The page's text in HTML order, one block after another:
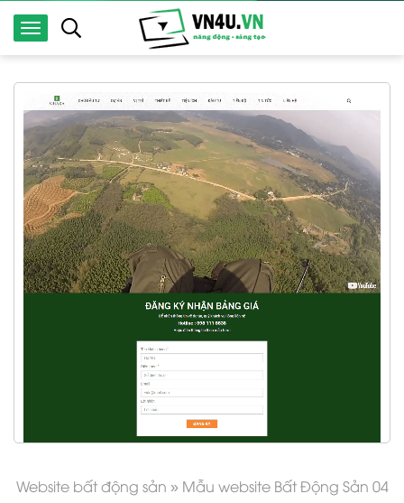
Website bất động sản » Mẫu website Bất Động Sản 04